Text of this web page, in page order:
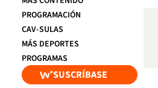
PROGRAMACIÓN
CAV-SULAS
MÁS DEPORTES
PROGRAMAS
SUSCRÍBASE